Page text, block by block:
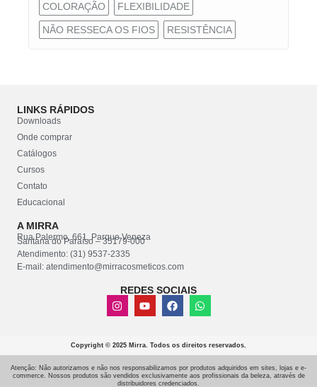
COLORAÇÃO FLEXIBILIDADE
NÃO RESSECA OS FIOS RESISTÊNCIA
LINKS RÁPIDOS
Downloads
Onde comprar
Catálogos
Cursos
Contato
Educacional
A MIRRA
Rua Palermo, 661, Parque Veneza
Santana do Paraíso – 35179-000
Atendimento: (31) 9537-2335
E-mail: atendimento@mirracosmeticos.com
REDES SOCIAIS
Copyright © 2025 Mirra. Todos os direitos reservados.
Atenção: Não autorizamos e não nos responsabilizamos por produtos adquiridos em sites, lojas e e-
commerce. Nossos produtos são vendidos exclusivamente aos profissionais da beleza, através de
distribuidores credenciados.